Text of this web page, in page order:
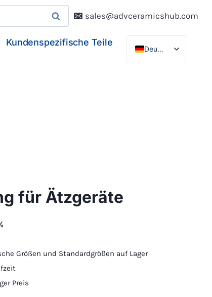
sales@advceramicshub.com
Kundenspezifische Teile
Deutsch
English
für Ätzgeräte
Größen und Standardgrößen auf Lager
Preis